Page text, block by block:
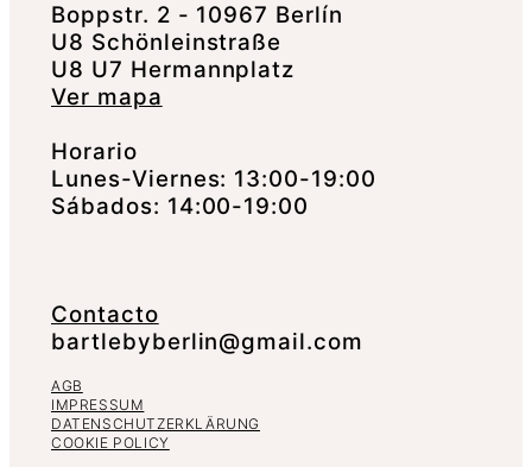
Boppstr. 2 - 10967 Berlín
U8 Schönleinstraße
U8 U7 Hermannplatz
Ver mapa
Horario
Lunes-Viernes: 13:00-19:00
Sábados: 14:00-19:00
Contacto
bartlebyberlin@gmail.com
AGB
IMPRESSUM
DATENSCHUTZERKLÄRUNG
COOKIE POLICY